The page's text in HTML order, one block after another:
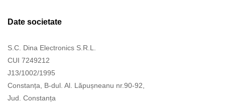
Date societate
S.C. Dina Electronics S.R.L.
CUI 7249212
J13/1002/1995
Constanța, B-dul. Al. Lăpușneanu nr.90-92,
Jud. Constanța